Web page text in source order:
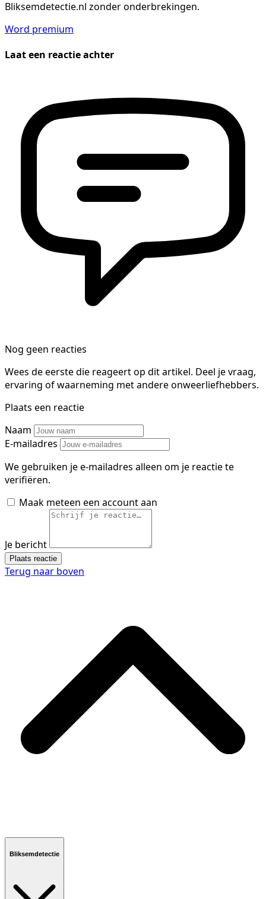
Bliksemdetectie.nl zonder onderbrekingen.
Word premium
Laat een reactie achter
Nog geen reacties
Wees de eerste die reageert op dit artikel. Deel je vraag,
ervaring of waarneming met andere onweerliefhebbers.
Plaats een reactie
Naam
E-mailadres
We gebruiken je e-mailadres alleen om je reactie te
verifiëren.
Maak meteen een account aan
Je bericht
Plaats reactie
Terug naar boven
Bliksemdetectie